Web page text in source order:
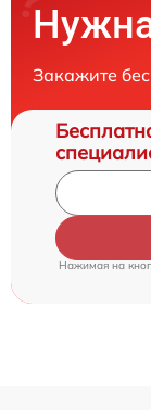
Закажите
Нажимая на